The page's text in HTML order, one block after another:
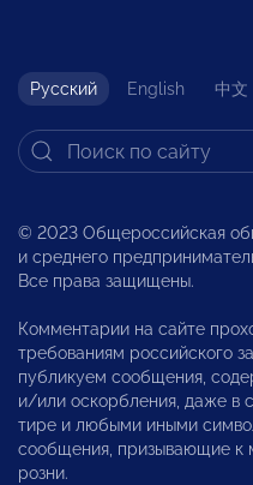
Русский English 中文
© 2023 Общероссийская
и среднего
Все права защищены.
Комментарии на сайте
требованиям российского
публикуем сообщения,
и/или оскорбления, даже в
тире и любыми иными
сообщения, призывающие к
розни.